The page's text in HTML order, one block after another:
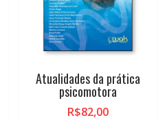
Atualidades da prática
psicomotora
R$82,00